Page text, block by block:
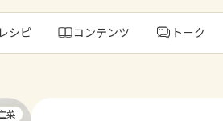
レシピ コンテンツ トーク
菜